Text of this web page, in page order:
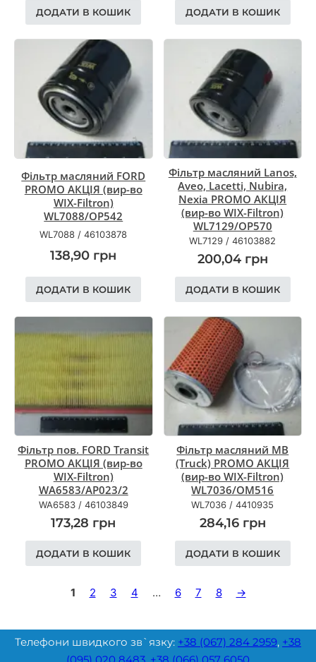
ДОДАТИ В КОШИК ДОДАТИ В КОШИК
Фільтр масляний FORD
PROMO АКЦІЯ (вир-во
WIX-Filtron)
WL7088/OP542
WL7088 /46103878
138,90 грн
ДОДАТИ В КОШИК
Фільтр масляний Lanos,
Aveo, Lacetti, Nubira,
Nexia PROMO АКЦІЯ
(вир-во WIX-Filtron)
WL7129/OP570
WL7129 /46103882
200,04 грн
ДОДАТИ В КОШИК
Фільтр пов. FORD Transit
PROMO АКЦІЯ (вир-во
WIX-Filtron)
WA6583/AP023/2
WA6583/ 46103849
173,28 грн
ДОДАТИ В КОШИК
Фільтр масляний MB
(Truck) PROMO АКЦІЯ
(вир-во WIX-Filtron)
WL7036/OM516
WL7036 /4410935
284,16 грн
ДОДАТИ В КОШИК
1 2 3 4 … 6 7 8 →
Телефони швидкого зв`язку: +38 (067) 284 2959, +38